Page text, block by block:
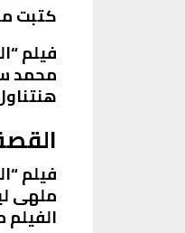
كتبت
محمد
فيلم
ملهى